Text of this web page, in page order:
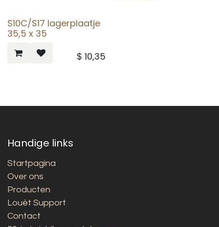
S10C/S17 lagerplaatje
35,5 x 35
$ 10,35
Handige links
Startpagina
Over ons
Producten
Louët Support
Contact